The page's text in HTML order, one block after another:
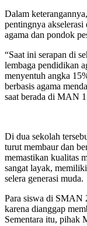
Dalam
pentingnya
agama dan pondok
“Saat ini serapan di
lembaga pendidikan
menyentuh angka
berbasis agama
saat berada di MAN
Di dua sekolah
turut membaur dan
memastikan kualitas
sangat layak,
selera generasi muda.
Para siswa di SMAN
karena dianggap
Sementara itu, pihak